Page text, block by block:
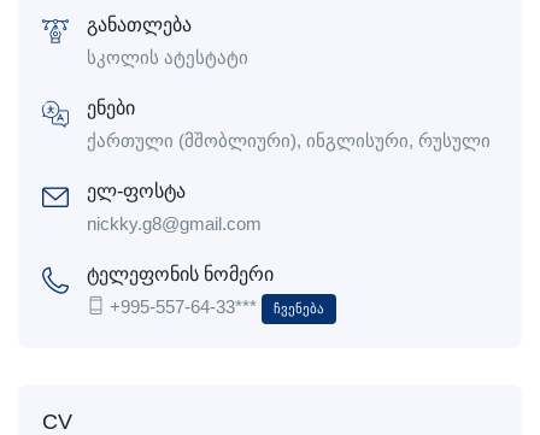
განათლება
სკოლის ატესტატი
ენები
ქართული (მშობლიური), ინგლისური, რუსული
ელ-ფოსტა
nickky.g8@gmail.com
ტელეფონის ნომერი
+995-557-64-33***
Ჩვენება
CV